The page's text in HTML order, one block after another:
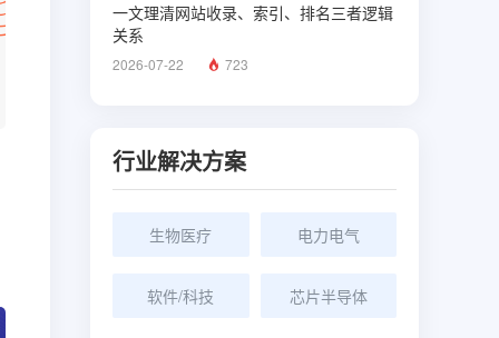
一文理清网站收录、索引、排名三者逻辑
关系
2026-07-22 723
行业解决方案
生物医疗 电力电气
软件/科技 芯片半导体